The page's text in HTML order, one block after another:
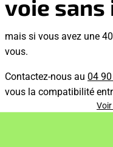
voie sans
mais si vous avez une
vous.
Contactez-nous au 04
vous la compatibilité